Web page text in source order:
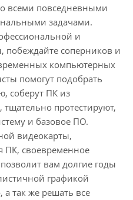
всеми повседневными
задачами.
и
побеждайте соперников и
компьютерных
помогут подобрать
соберут ПК из
протестируют,
и базовое ПО.
видеокарты,
ПК, своевременное
вам долгие годы
графикой
так же решать все